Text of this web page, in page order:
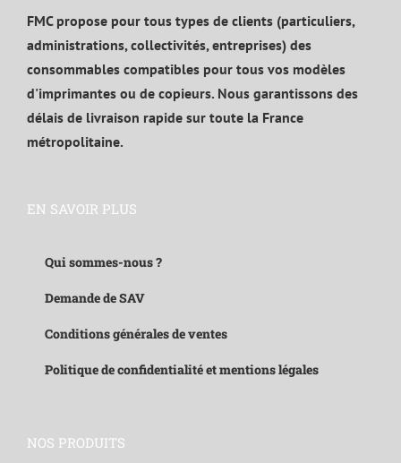
FMC propose pour tous types de clients (particuliers,
administrations, collectivités, entreprises) des
consommables compatibles pour tous vos modèles
d'imprimantes ou de copieurs. Nous garantissons des
délais de livraison rapide sur toute la France
métropolitaine.
EN SAVOIR PLUS
Qui sommes-nous ?
Demande de SAV
Conditions générales de ventes
Politique de confidentialité et mentions légales
NOS PRODUITS